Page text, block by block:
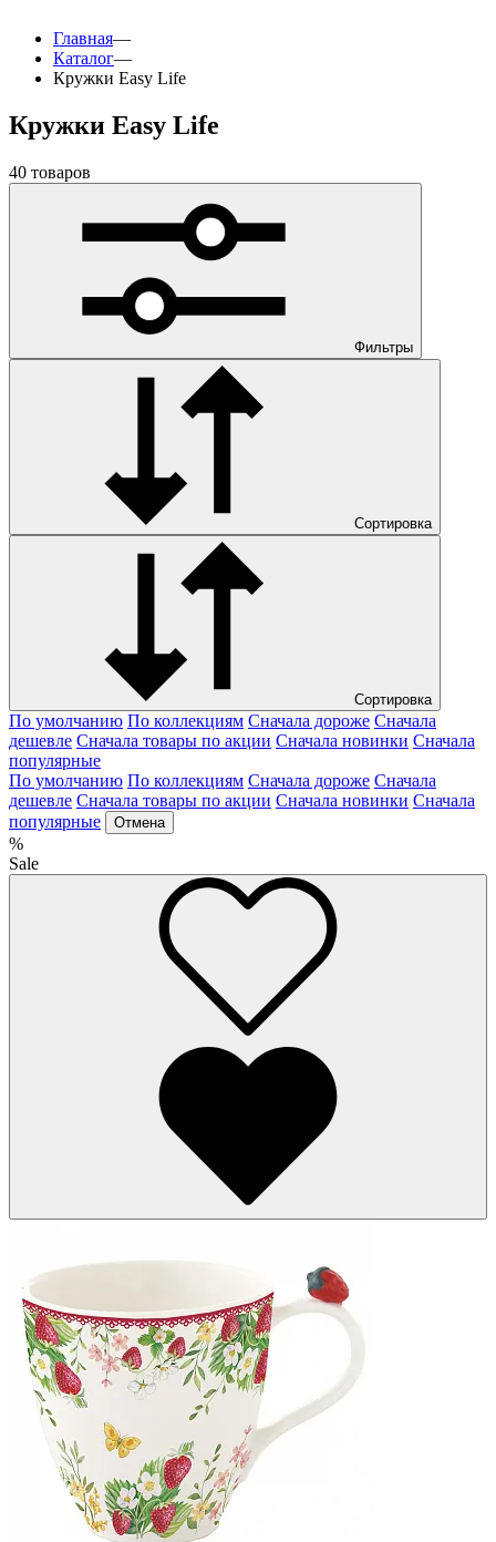
Главная—
Каталог—
Кружки Easy Life
Кружки Easy Life
40 товаров
Фильтры
Сортировка
Сортировка
По умолчанию По коллекциям Сначала дороже Сначала
дешевле Сначала товары по акции Сначала новинки Сначала
популярные
По умолчанию По коллекциям Сначала дороже Сначала
дешевле Сначала товары по акции Сначала новинки Сначала
популярные
Отмена
%
Sale